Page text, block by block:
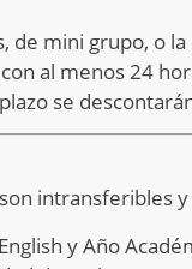
de mini grupo, o
al menos 24
se
intransferibles
y Año